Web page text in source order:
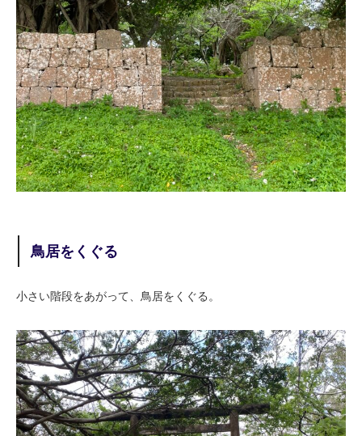
鳥居をくぐる
小さい階段をあがって、鳥居をくぐる。